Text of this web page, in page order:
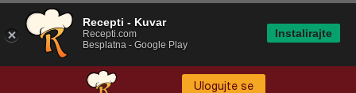
Ulogujte se
Recepti - Kuvar
Recepti.com
Besplatna - Google Play
Instalirajte